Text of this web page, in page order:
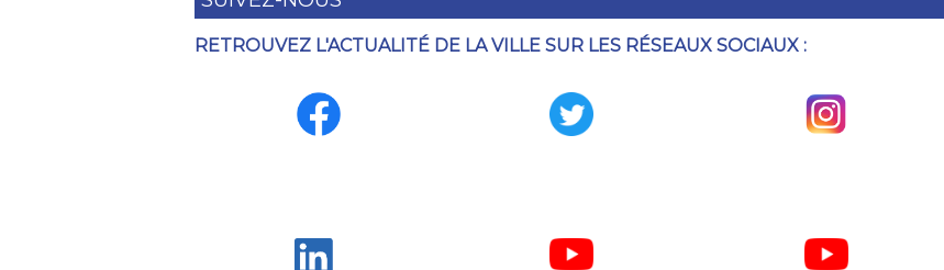
RETROUVEZ L'ACTUALITÉ DE LA VILLE SUR LES RÉSEAUX SOCIAUX :